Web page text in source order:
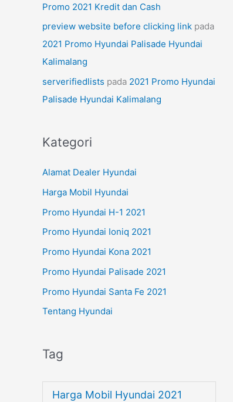
Promo 2021 Kredit dan Cash
preview website before clicking link pada
2021 Promo Hyundai Palisade Hyundai
Kalimalang
serverifiedlists pada 2021 Promo Hyundai
Palisade Hyundai Kalimalang
Kategori
Alamat Dealer Hyundai
Harga Mobil Hyundai
Promo Hyundai H-1 2021
Promo Hyundai Ioniq 2021
Promo Hyundai Kona 2021
Promo Hyundai Palisade 2021
Promo Hyundai Santa Fe 2021
Tentang Hyundai
Tag
Harga Mobil Hyundai 2021